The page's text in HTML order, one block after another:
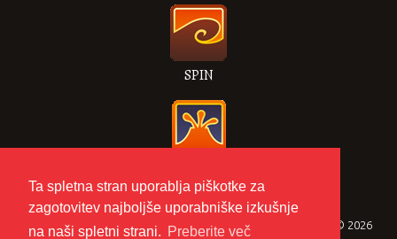
Ta spletna stran uporablja piškotke za
zagotovitev najboljše uporabniške izkušnje
na naši spletni strani. Preberite več
SPIN
Gasilska zveza Metlika © 2026